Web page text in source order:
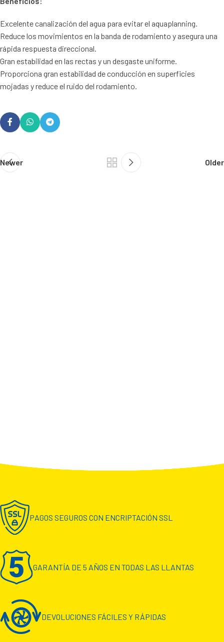
Excelente canalización del agua para evitar el aquaplanning.
Reduce los movimientos en la banda de rodamiento y asegura una
rápida respuesta direccional.
Gran estabilidad en las rectas y un desgaste uniforme.
Proporciona gran estabilidad de conducción en superficies
mojadas y reduce el ruido del rodamiento.
Newer Older
PAGOS SEGUROS CON ENCRIPTACIÓN SSL
GARANTÍA DE 5 AÑOS EN TODAS LAS LLANTAS
DEVOLUCIONES FÁCILES Y RÁPIDAS